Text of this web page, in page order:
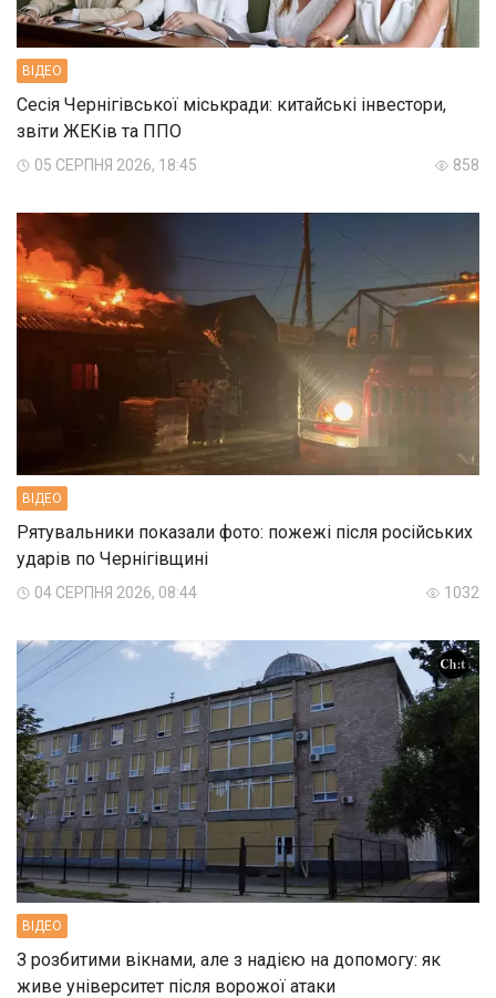
ВIДЕО
Сесія Чернігівської міськради: китайські інвестори,
звіти ЖЕКів та ППО
05 СЕРПНЯ 2026, 18:45 858
ВIДЕО
Рятувальники показали фото: пожежі після російських
ударів по Чернігівщині
04 СЕРПНЯ 2026, 08:44 1032
ВIДЕО
З розбитими вікнами, але з надією на допомогу: як
живе університет після ворожої атаки